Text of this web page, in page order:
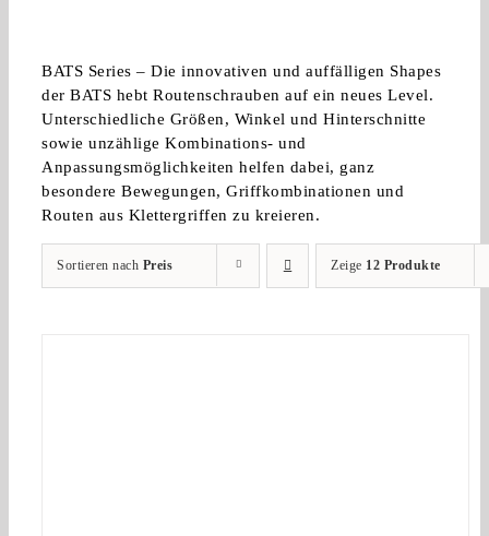
BATS Series – Die innovativen und auffälligen Shapes
der BATS hebt Routenschrauben auf ein neues Level.
Unterschiedliche Größen, Winkel und Hinterschnitte
sowie unzählige Kombinations- und
Anpassungsmöglichkeiten helfen dabei, ganz
besondere Bewegungen, Griffkombinationen und
Routen aus Klettergriffen zu kreieren.
Sortieren nach Preis Zeige 12 Produkte